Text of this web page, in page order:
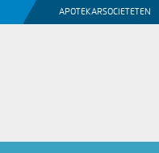
APOTEKARSOCIETETEN